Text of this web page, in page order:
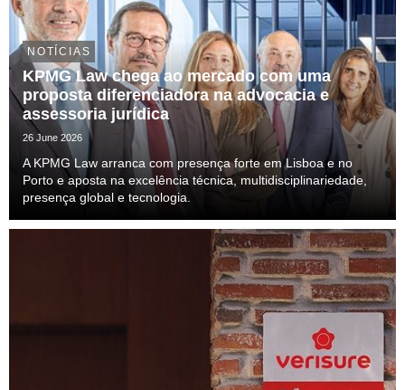
NOTÍCIAS
KPMG Law chega ao mercado com uma
proposta diferenciadora na advocacia e
assessoria jurídica
26 June 2026
A KPMG Law arranca com presença forte em Lisboa e no
Porto e aposta na excelência técnica, multidisciplinariedade,
presença global e tecnologia.